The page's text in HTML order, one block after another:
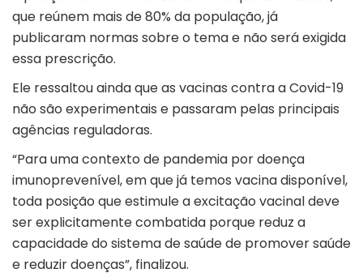
que reúnem mais de 80% da população, já
publicaram normas sobre o tema e não será exigida
essa prescrição.
Ele ressaltou ainda que as vacinas contra a Covid-19
não são experimentais e passaram pelas principais
agências reguladoras.
“Para uma contexto de pandemia por doença
imunoprevenível, em que já temos vacina disponível,
toda posição que estimule a excitação vacinal deve
ser explicitamente combatida porque reduz a
capacidade do sistema de saúde de promover saúde
e reduzir doenças”, finalizou.